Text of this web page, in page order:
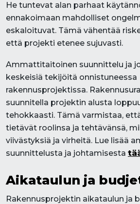
He tuntevat alan parhaat
ennakoimaan mahdolliset
eskaloituvat. Tämä vähentää
että projekti etenee sujuvasti.
Ammattitaitoinen suunnittelu ja
keskeisiä tekijöitä onnistuneessa
rakennusprojektissa.
suunnitella projektin alusta
tehokkaasti. Tämä varmistaa,
tietävät roolinsa ja tehtävänsä,
viivästyksiä ja virheitä. Lue lisää
suunnittelusta ja johtamisesta
Aikataulun ja
Rakennusprojektin aikataulun ja